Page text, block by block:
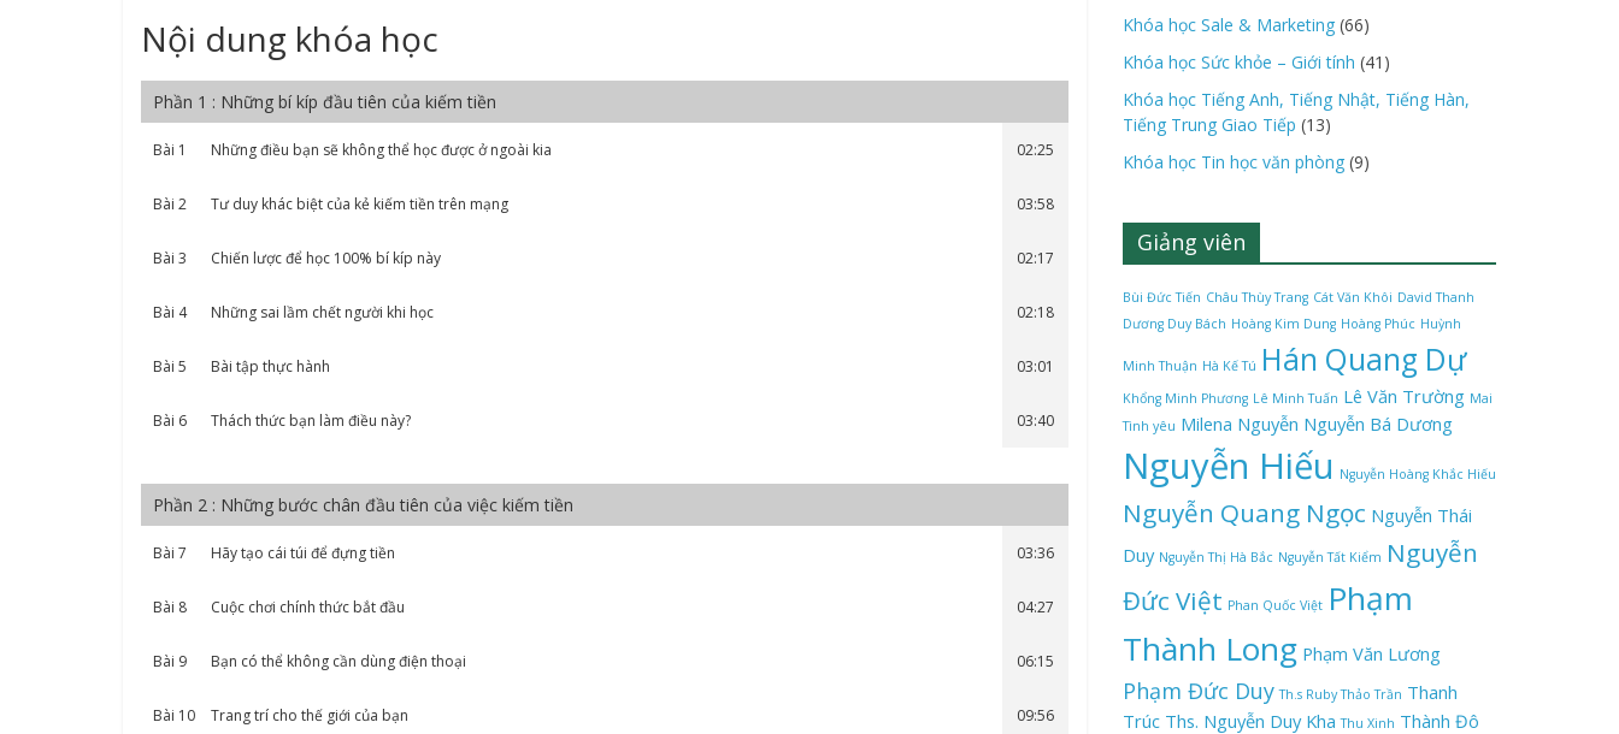
Nội dung khóa học
Phần 1 : Những bí kíp đầu tiên của kiếm tiền
Bài 1 Những điều bạn sẽ không thể học được ở ngoài kia 02:25
Bài 2 Tư duy khác biệt của kẻ kiếm tiền trên mạng 03:58
Bài 3 Chiến lược để học 100% bí kíp này 02:17
Bài 4 Những sai lầm chết người khi học 02:18
Bài 5 Bài tập thực hành 03:01
Bài 6 Thách thức bạn làm điều này? 03:40
Phần 2 : Những bước chân đầu tiên của việc kiếm tiền
Bài 7 Hãy tạo cái túi để đựng tiền 03:36
Bài 8 Cuộc chơi chính thức bắt đầu 04:27
Bài 9 Bạn có thể không cần dùng điện thoại 06:15
Bài 10 Trang trí cho thế giới của bạn 09:56
Khóa học Sale & Marketing (66)
Khóa học Sức khỏe – Giới tính (41)
Khóa học Tiếng Anh, Tiếng Nhật, Tiếng Hàn,
Tiếng Trung Giao Tiếp (13)
Khóa học Tin học văn phòng (9)
Giảng viên
Bùi Đức Tiến Châu Thùy Trang Cát Văn Khôi David Thanh
Dương Duy Bách Hoàng Kim Dung Hoàng Phúc Huỳnh
Minh Thuận Hà Kế Tú Hán Quang Dự
Khổng Minh Phương Lê Minh Tuấn Lê Văn Trường Mai
Tình yêu Milena Nguyễn Nguyễn Bá Dương
Nguyễn Hiếu Nguyễn Hoàng Khắc Hiếu
Nguyễn Quang Ngọc Nguyễn Thái
Duy Nguyễn Thị Hà Bắc Nguyễn Tất Kiểm Nguyễn
Đức Việt Phan Quốc Việt Phạm
Thành Long Phạm Văn Lương
Phạm Đức Duy Th.s Ruby Thảo Trần Thanh
Trúc Ths. Nguyễn Duy Kha Thu Xinh Thành Đô